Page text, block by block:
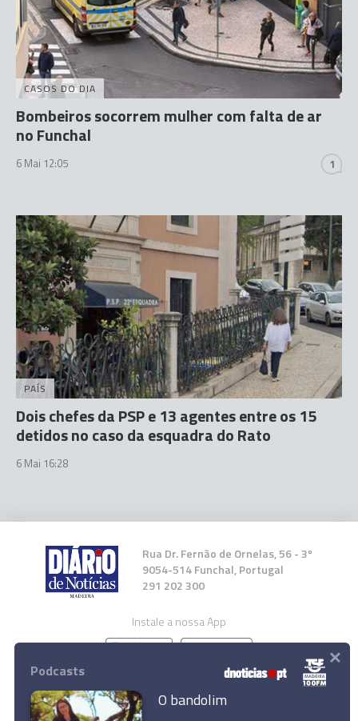
CASOS DO DIA
Bombeiros socorrem mulher com falta de ar
no Funchal
6 Mai 12:05 1
PAÍS
Dois chefes da PSP e 13 agentes entre os 15
detidos no caso da esquadra do Rato
6 Mai 16:28
Rua Dr. Fernão de Ornelas, 56 - 3º
9054-514 Funchal, Portugal
291 202 300
Instale a nossa App
Podcasts
O bandolim
×